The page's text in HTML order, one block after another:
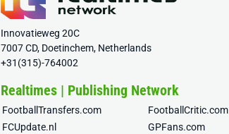
Innovatieweg 20C
7007 CD, Doetinchem, Netherlands
+31(315)-764002
Realtimes | Publishing Network
FootballTransfers.com
FootballCritic.com
FCUpdate.nl
GPFans.com